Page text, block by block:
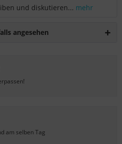
und diskutieren... mehr
angesehen
am selben Tag